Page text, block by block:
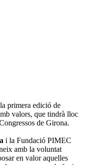
primera edició de
valors, que tindrà lloc
de Girona.
i la Fundació PIMEC
amb la voluntat
en valor aquelles